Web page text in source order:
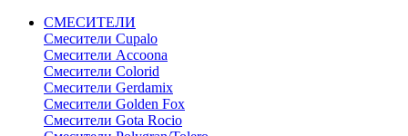
СМЕСИТЕЛИ
Cмесители Cupalo
Смесители Accoona
Смесители Colorid
Смесители Gerdamix
Смесители Golden Fox
Смесители Gota Rocio